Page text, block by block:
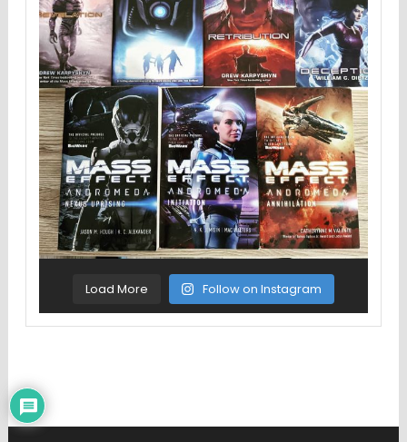
Load More Follow on Instagram